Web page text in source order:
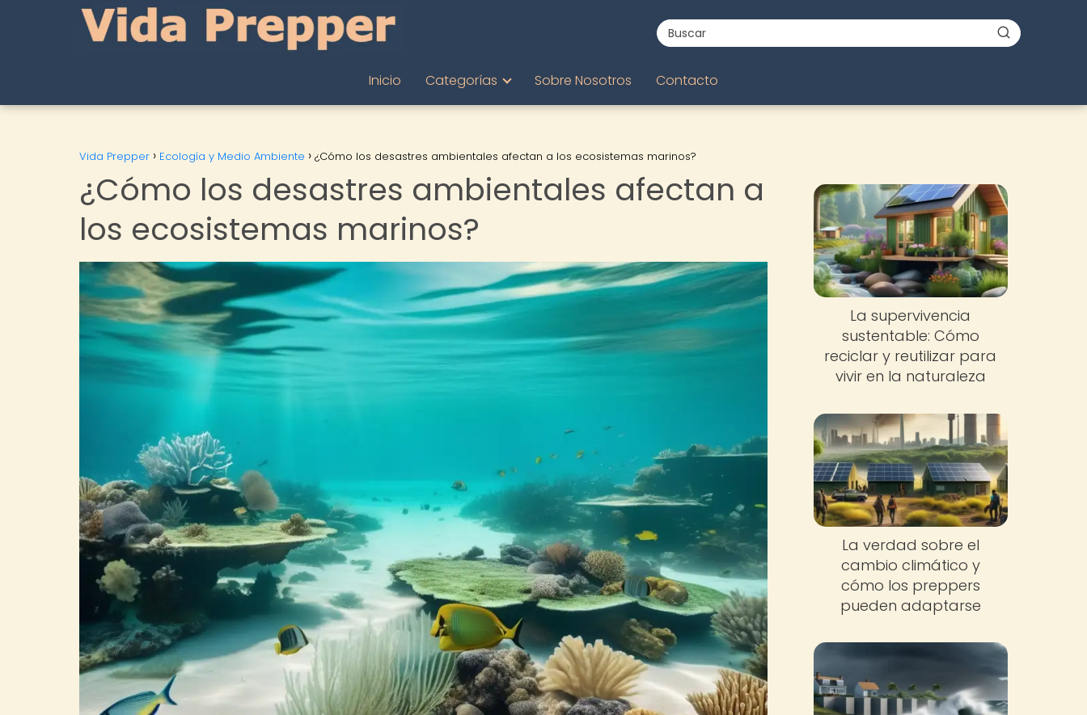
Inicio Categorías Sobre Nosotros Contacto
Vida Prepper Ecología y Medio Ambiente ¿Cómo los desastres ambientales afectan a los ecosistemas marinos?
¿Cómo los desastres ambientales afectan a
los ecosistemas marinos?
La supervivencia
sustentable: Cómo
reciclar y reutilizar para
vivir en la naturaleza
La verdad sobre el
cambio climático y
cómo los preppers
pueden adaptarse